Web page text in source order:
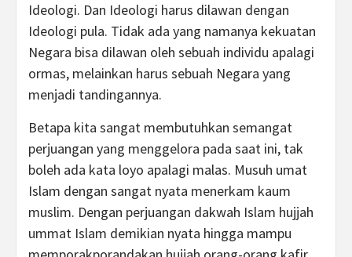
Ideologi. Dan Ideologi harus dilawan dengan
Ideologi pula. Tidak ada yang namanya kekuatan
Negara bisa dilawan oleh sebuah individu apalagi
ormas, melainkan harus sebuah Negara yang
menjadi tandingannya.
Betapa kita sangat membutuhkan semangat
perjuangan yang menggelora pada saat ini, tak
boleh ada kata loyo apalagi malas. Musuh umat
Islam dengan sangat nyata menerkam kaum
muslim. Dengan perjuangan dakwah Islam hujjah
ummat Islam demikian nyata hingga mampu